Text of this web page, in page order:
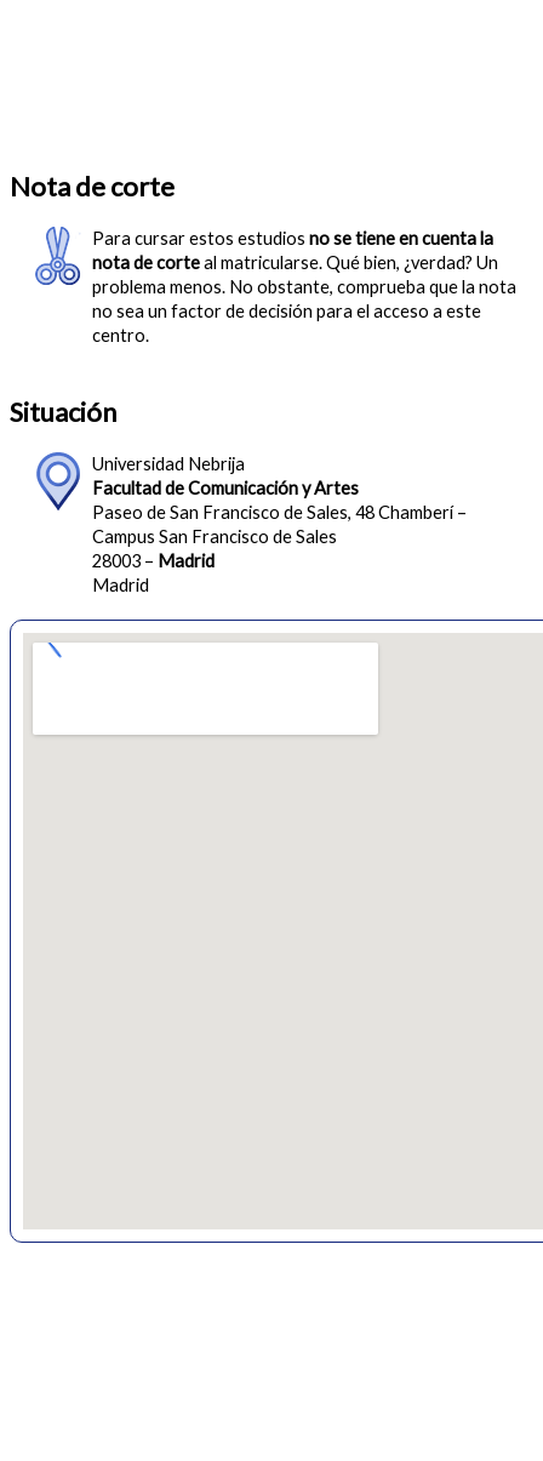
Nota de corte
Para cursar estos estudios no se tiene en cuenta la
nota de corteal matricularse. Qué bien, ¿verdad? Un
problema menos. No obstante, comprueba que la nota
no sea un factor de decisión para el acceso a este
centro.
Situación
Universidad Nebrija
Facultad de Comunicación y Artes
Paseo de San Francisco de Sales, 48 Chamberí –
Campus San Francisco de Sales
28003 – Madrid
Madrid